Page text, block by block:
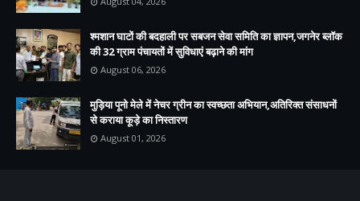
श्मशान घाटों की बदहाली पर सबजन सेवा समिति का ज्ञापन,जगनेर ब्लॉक
की 32 ग्राम पंचायतों में सुविधाएं बढ़ाने की मांग
August 06, 2026
मुड़िया पूनो मेले में नेचर ग्रीन का स्वच्छता अभियान,अतिरिक्त संसाधनों
से कराया कूड़े का निस्तारण
August 01, 2026